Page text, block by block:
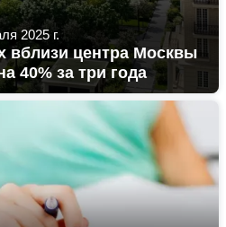
2025 г.
вблизи центра Москвы
40% за три года